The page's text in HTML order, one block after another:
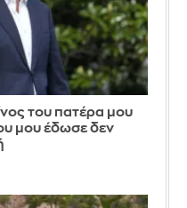
του πατέρα μου
μου έδωσε δεν